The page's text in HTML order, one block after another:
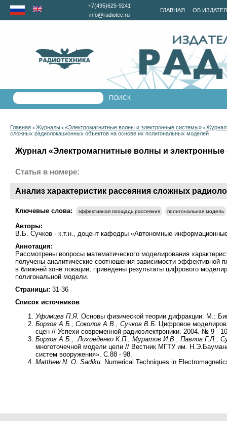
ГЛАВНАЯ ОБ
+7(495)625-9241
info@radiotec.ru
Главная > Журналы > «Электромагнитные волны и электронные системы» > Журнал
сложных радиолокационных объектов на основе их полигональных моделей
Журнал «Электромагнитные волны и электронные
Статья в номере:
Анализ характеристик рассеяния сложных
Ключевые слова: эффективная площадь рассеяния полигональная модель
Авторы:
В.Б. Сучков - к.т.н., доцент кафедры «Автономные
Аннотация:
Рассмотрены вопросы математического моделирования
получены аналитические соотношения зависимости
в ближней зоне локации; приведены результаты цифрового
полигональной модели.
Страницы: 31-36
Список источников
Уфимцев П.Я. Основы физической теории дифракции. М.:
Борзов А.Б., Соколов А.В., Сучков В.Б. Цифровое
сцен // Успехи современной радиоэлектроники. 2004. № 9 -
Борзов А.Б., .Лихоеденко К.П., Муратов И.В., Павлов Г.Л.,
многоточечной модели цели // Вестник МГТУ им.
систем вооружения». С.88 - 98.
Matthew N. O. Sadiku. Numerical Techniques in